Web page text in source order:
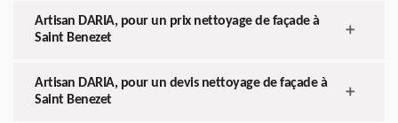
Artisan DARIA, pour un prix nettoyage de façade à
Saint Benezet
Artisan DARIA, pour un devis nettoyage de façade à
Saint Benezet